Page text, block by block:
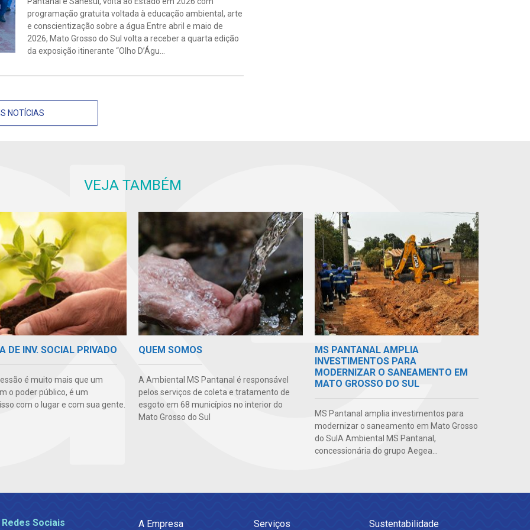
programação gratuita voltada à educação ambiental, arte
e conscientização sobre a água Entre abril e maio de
2026, Mato Grosso do Sul volta a receber a quarta edição
da exposição itinerante “Olho D’Águ...
NOTÍCIAS
VEJA TAMBÉM
DE INV. SOCIAL PRIVADO
é muito mais que um
o poder público, é um
com o lugar e com sua gente.
QUEM SOMOS
A Ambiental MS Pantanal é responsável
pelos serviços de coleta e tratamento de
esgoto em 68 municípios no interior do
Mato Grosso do Sul
MS PANTANAL AMPLIA
INVESTIMENTOS PARA
MODERNIZAR O SANEAMENTO EM
MATO GROSSO DO SUL
MS Pantanal amplia investimentos para
modernizar o saneamento em Mato Grosso
do SulA Ambiental MS Pantanal,
concessionária do grupo Aegea...
Sociais A Empresa Serviços Sustentabilidade